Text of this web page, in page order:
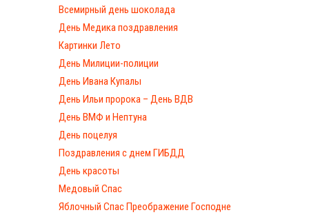
Всемирный день шоколада
День Медика поздравления
Картинки Лето
День Милиции-полиции
День Ивана Купалы
День Ильи пророка – День ВДВ
День ВМФ и Нептуна
День поцелуя
Поздравления с днем ГИБДД
День красоты
Медовый Спас
Яблочный Спас Преображение Господне